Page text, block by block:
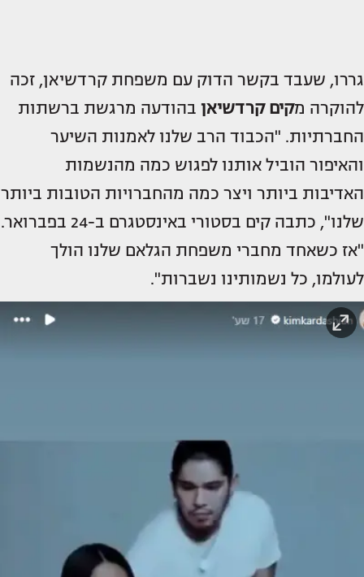
גררו, שעבד בקשר הדוק עם משפחת קרדשיאן, זכה
להוקרה מקים קרדשיאן בהודעה מרגשת ברשתות
החברתיות. "הכבוד הרב שלנו לאמנות השיער
והאיפור הוביל אותנו לפגוש כמה מהנשמות
האדיבות ביותר ויצר כמה מהחברויות הטובות ביותר
שלנו", כתבה קים בסטורי באינסטגרם ב-24 בפברואר.
"אז כשאחד מחברי משפחת הגלאם שלנו הולך
לעולמו, כל נשמותינו נשברות".